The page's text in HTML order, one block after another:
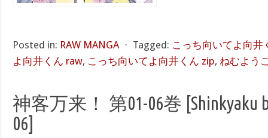
Posted in: RAW MANGA ⋅ Tagged: こっち向いてよ向井
よ向井くん raw, こっち向いてよ向井くん zip, ねむよう
神客万来！ 第01-06巻 [Shinkyaku
06]